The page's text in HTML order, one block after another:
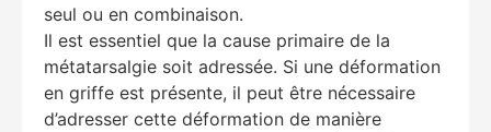
seul ou en combinaison.
Il est essentiel que la cause primaire de la
métatarsalgie soit adressée. Si une déformation
en griffe est présente, il peut être nécessaire
d’adresser cette déformation de manière